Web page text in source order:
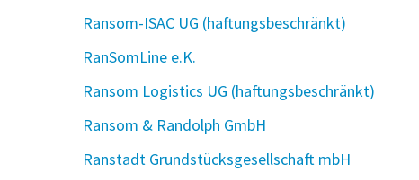
Ransom-ISAC UG (haftungsbeschränkt)
RanSomLine e.K.
Ransom Logistics UG (haftungsbeschränkt)
Ransom & Randolph GmbH
Ranstadt Grundstücksgesellschaft mbH